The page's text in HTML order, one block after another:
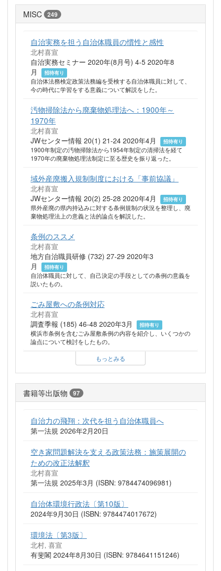
MISC 249
自治実務を担う自治体職員の慣性と感性
北村喜宣
自治実務セミナー 2020年(8月号) 4-5 2020年8
月
招待有り
自治体法務検定政策法務編を受検する自治体職員に対して、
今の時代に学習をする意義について解説をした。
汚物掃除法から廃棄物処理法へ：1900年～
1970年
北村喜宣
JWセンター情報 20(1) 21-24 2020年4月
招待有り
1900年制定の汚物掃除法から1954年制定の清掃法を経て
1970年の廃棄物処理法制定に至る歴史を振り返った。
域外産廃搬入規制制度における「事前協議」
北村喜宣
JWセンター情報 20(2) 25-28 2020年4月
招待有り
県外産廃の県内持込みに対する条例規制の状況を整理し、廃
棄物処理法上の意義と法的論点を解説した。
条例のススメ
北村喜宣
地方自治職員研修 (732) 27-29 2020年3
月
招待有り
自治体職員に対して、自己決定の手段としての条例の意義を
説いたもの。
ごみ屋敷への条例対応
北村喜宣
調査季報 (185) 46-48 2020年3月
招待有り
横浜市条例を含むごみ屋敷条例の内容を紹介し、いくつかの
論点について検討をしたもの。
もっとみる
書籍等出版物 97
自治力の飛翔：次代を担う自治体職員へ
第一法規 2026年2月20日
空き家問題解決を支える政策法務：施策展開の
ための改正法解釈
北村喜宣
第一法規 2025年3月 (ISBN: 9784474096981)
自治体環境行政法〔第10版〕
2024年9月30日 (ISBN: 9784474017672)
環境法〔第3版〕
北村, 喜宣
有斐閣 2024年8月30日 (ISBN: 9784641151246)